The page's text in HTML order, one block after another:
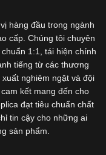
hàng đầu trong ngành
cấp. Chúng tôi chuyên
1:1, tái hiện chính
tiếng từ các thương
nghiêm ngặt và đội
kết mang đến cho
đạt tiêu chuẩn chất
tin cậy cho những ai
sản phẩm.